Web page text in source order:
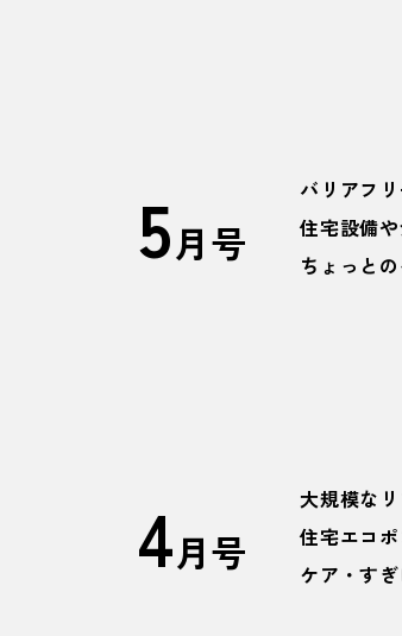
5月号
バリアフ
住宅設備
ちょっと
4月号
大規模な
住宅エコ
ケア・す